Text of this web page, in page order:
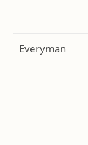
Everyman